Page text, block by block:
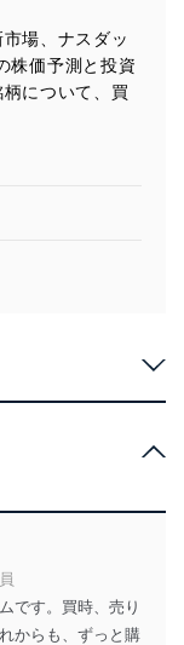
場、ナスダッ
株価予測と投資
について、買
です。買時、売り
からも、ずっと購